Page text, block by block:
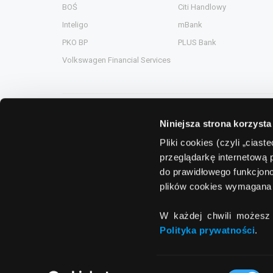
Niniejsza strona
Pliki cookies (czyli
przeglądarkę internetową
do prawidłowego
plików cookies
W każdej chwili
Polityka prywatności.
BOŚ
Citi Handlowy
Inteligo
mBank
PKO BP
PLUS Bank
Volkswagen Financial Services